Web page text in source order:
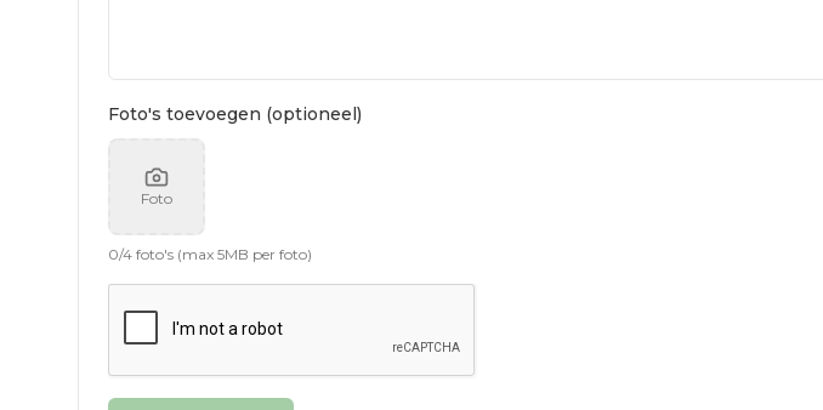
Foto's toevoegen (optioneel)
Foto
0/4 foto's (max 5MB per foto)